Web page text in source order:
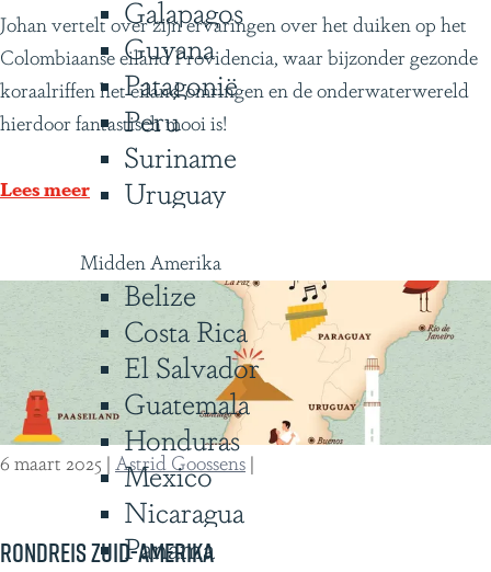
Galapagos
Guyana
Patagonië
Peru
Suriname
Uruguay
Midden Amerika
Belize
Costa Rica
El Salvador
Guatemala
Honduras
Mexico
Nicaragua
Panama
D
u
i
k
n
j
i
n
Johan vertelt over zijn ervaringen over het duiken op het
Colombiaanse eiland Providencia, waar bijzonder gezonde
koraalriffen het eiland omringen en de onderwaterwereld
hierdoor fantastisch mooi is!
Lees meer
Rondreis Zuid-Amerika
6 maart 2025 | Astrid Goossens|